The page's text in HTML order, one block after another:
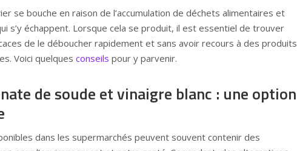
se bouche en raison de l’accumulation de déchets alimentaires et
s’y échappent. Lorsque cela se produit, il est essentiel de trouver
de le déboucher rapidement et sans avoir recours à des produits
Voici quelques conseils pour y parvenir.
de soude et vinaigre blanc : une option
dans les supermarchés peuvent souvent contenir des